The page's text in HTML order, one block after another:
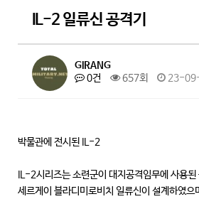
IL-2 일류신 공격기
GIRANG
0건
657회 23-
박물관에 전시된 IL-2
IL-2시리즈는 소련군이 대지공격임무에 사용
세르게이 블라디미로비치 일류신이 설계하였으